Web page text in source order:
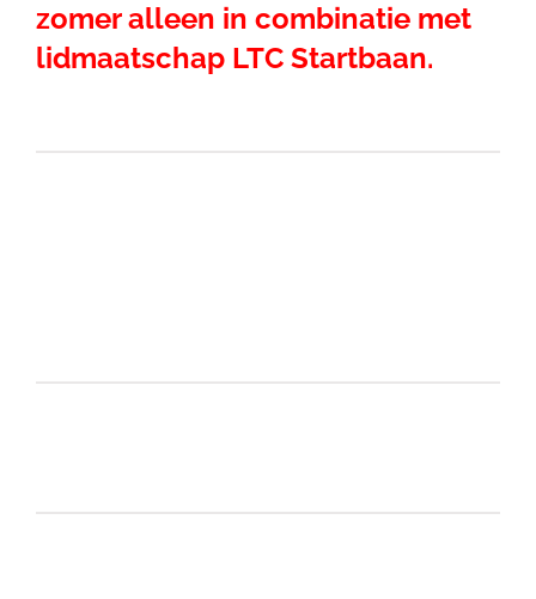
zomer alleen in combinatie met
lidmaatschap LTC Startbaan.